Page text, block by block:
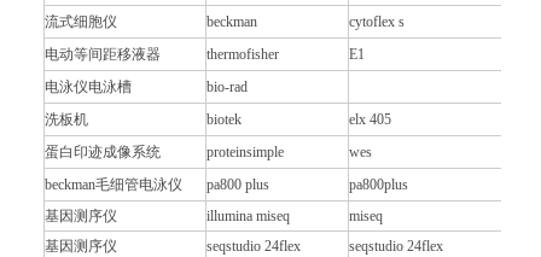
流式细胞仪
beckman
cytoflex s
电动等间距移液器
thermofisher
E1
电泳仪电泳槽
bio-rad
洗板机
biotek
elx 405
蛋白印迹成像系统
proteinsimple
wes
beckman毛细管电泳仪
pa800 plus
pa800plus
基因测序仪
illumina miseq
miseq
基因测序仪
seqstudio 24flex seqstudio 24flex